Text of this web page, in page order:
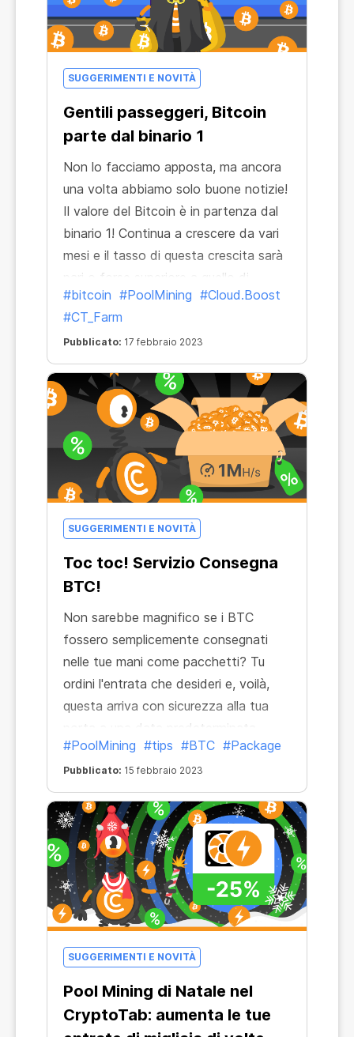
SUGGERIMENTI E NOVITÀ
Gentili passeggeri, Bitcoin
parte dal binario 1
Non lo facciamo apposta, ma ancora
una volta abbiamo solo buone notizie!
Il valore del Bitcoin è in partenza dal
binario 1! Continua a crescere da vari
mesi e il tasso di questa crescita sarà
pari o forse superiore a quello di
second space.
#bitcoin #PoolMining #Cloud.Boost
#CT_Farm
Pubblicato: 17 febbraio 2023
SUGGERIMENTI E NOVITÀ
Toc toc! Servizio Consegna
BTC!
Non sarebbe magnifico se i BTC
fossero semplicemente consegnati
nelle tue mani come pacchetti? Tu
ordini l'entrata che desideri e, voilà,
questa arriva con sicurezza alla tua
porta a una data predeterminata.
#PoolMining #tips #BTC #Package
Pubblicato: 15 febbraio 2023
SUGGERIMENTI E NOVITÀ
Pool Mining di Natale nel
CryptoTab: aumenta le tue